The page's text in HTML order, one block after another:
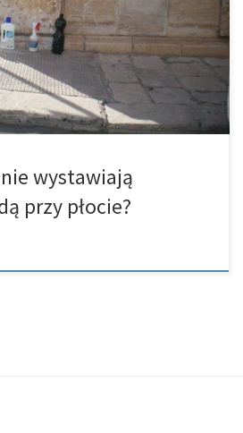
państw zauważyło, że Hiszpanie mają
wystawiania butelek 3-5
wystawiają
przy płocie?